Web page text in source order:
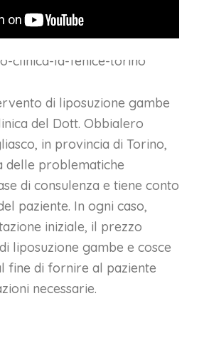
di liposuzione gambe
del Dott. Obbialero
in provincia di Torino,
delle problematiche
di consulenza e tiene conto
paziente. In ogni caso,
iniziale, il prezzo
liposuzione gambe e cosce
fine di fornire al paziente
necessarie.